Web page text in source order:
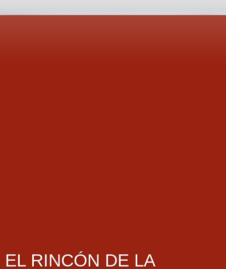
EL RINCÓN DE LA